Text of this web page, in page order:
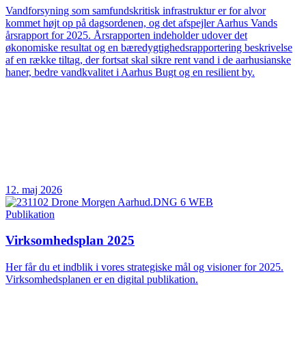
Vandforsyning som samfundskritisk infrastruktur er for alvor
kommet højt op på dagsordenen, og det afspejler Aarhus Vands
årsrapport for 2025. Årsrapporten indeholder udover det
økonomiske resultat og en bæredygtighedsrapportering beskrivelse
af en række tiltag, der fortsat skal sikre rent vand i de aarhusianske
haner, bedre vandkvalitet i Aarhus Bugt og en resilient by.
12. maj 2026
Publikation
Virksomhedsplan 2025
Her får du et indblik i vores strategiske mål og visioner for 2025.
Virksomhedsplanen er en digital publikation.